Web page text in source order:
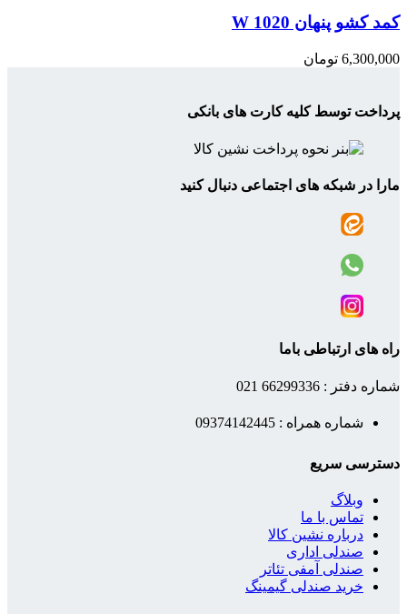
کمد کشو پنهان W 1020
6,300,000 تومان
پرداخت توسط کلیه کارت های بانکی
مارا در شبکه های اجتماعی دنبال کنید
راه های ارتباطی باما
شماره دفتر : 66299336 021
شماره همراه : 09374142445
دسترسی سریع
وبلاگ
تماس با ما
درباره نشین کالا
صندلی اداری
صندلی آمفی تئاتر
خرید صندلی گیمینگ